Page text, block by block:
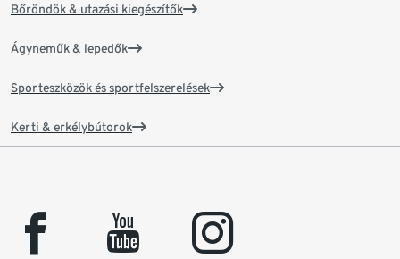
Bőröndök & utazási kiegészítők
Ágyneműk & lepedők
Sporteszközök és sportfelszerelések
Kerti & erkélybútorok
facebook youtube instagram